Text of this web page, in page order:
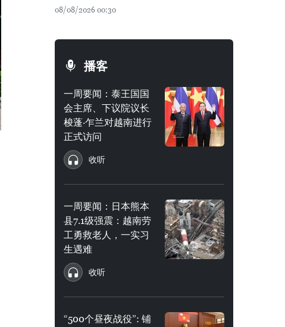
08/08/2026 00:30
播客
一周要闻：泰王国国
会主席、下议院议长
梭蓬·乍兰对越南进行
正式访问
收听
一周要闻：日本熊本
县7.1级强震：越南劳
工勇救老人，一实习
生遇难
收听
“500个昼夜战役”: 铺